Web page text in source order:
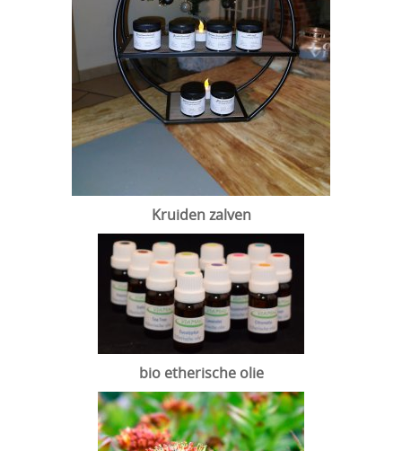
Kruiden zalven
bio etherische olie